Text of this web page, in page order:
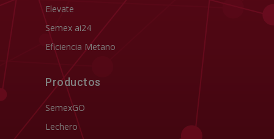
Elevate
Semex ai24
Eficiencia Metano
Productos
SemexGO
Lechero